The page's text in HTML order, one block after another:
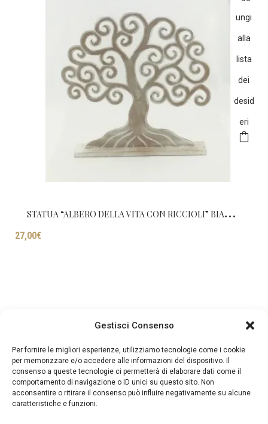
Gestisci Consenso
Per fornire le migliori esperienze, utilizziamo tecnologie come i cookie
per memorizzare e/o accedere alle informazioni del dispositivo. Il
consenso a queste tecnologie ci permetterà di elaborare dati come il
comportamento di navigazione o ID unici su questo sito. Non
acconsentire o ritirare il consenso può influire negativamente su alcune
caratteristiche e funzioni.
ungi
alla
lista
dei
desid
eri
S
TATUA “ALBERO DELLA VITA CON RICCIOLI” BIANCA DECAPATA CM H40
27,00€